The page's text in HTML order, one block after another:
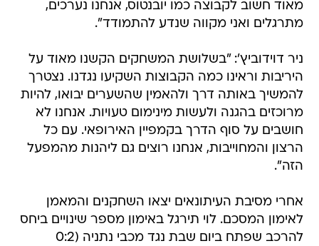
מאוד חשוב לקבוצה כמו יובנטוס, אנחנו נערכים,
מתרגלים ואני מקווה שנדע להתמודד".
ניר דוידוביץ': "בשלושת המשחקים הקשנו מאוד על
היריבות וראינו כמה הקבוצות השקיעו נגדנו. נצטרך
להמשיך באותה דרך ולהאמין שהשערים יבואו, להיות
מרוכזים בהגנה ולעשות מינימום טעויות. אנחנו לא
חושבים על סוף הדרך בקמפיין האירופאי. עם כל
הרצון והמחוייבות, אנחנו רוצים גם ליהנות מהמפעל
הזה".
אחרי מסיבת העיתונאים יצאו השחקנים והמאמן
לאימון המסכם. לוי תירגל באימון מספר שינויים ביחס
להרכב שפתח ביום שבת נגד מכבי נתניה (0:2